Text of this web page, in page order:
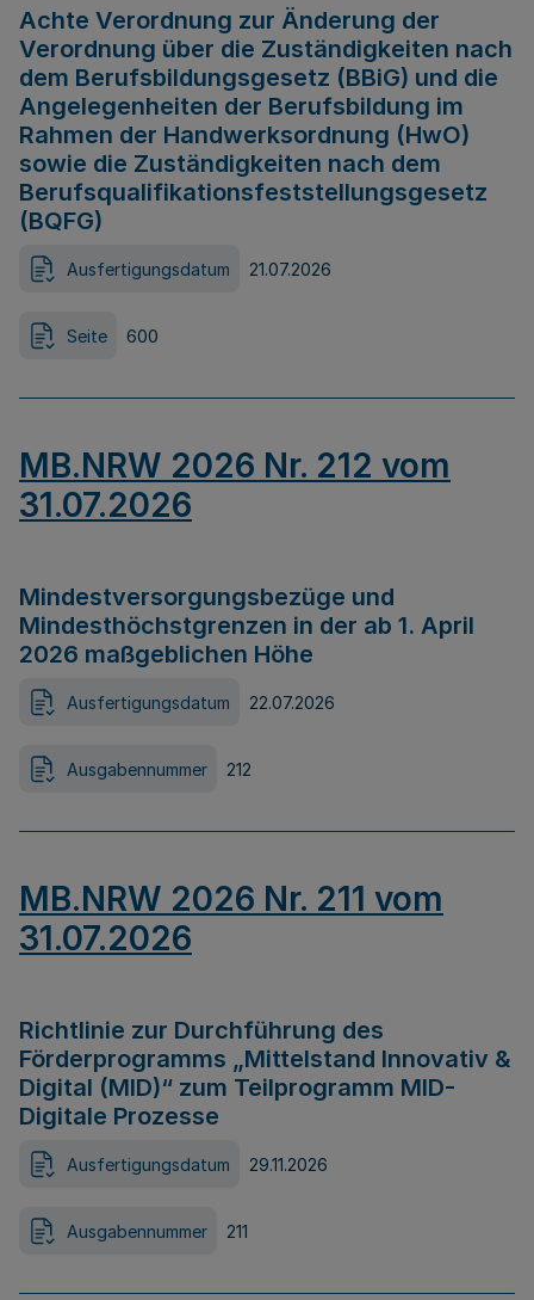
Achte Verordnung zur Änderung der
Verordnung über die Zuständigkeiten nach
dem Berufsbildungsgesetz (BBiG) und die
Angelegenheiten der Berufsbildung im
Rahmen der Handwerksordnung (HwO)
sowie die Zuständigkeiten nach dem
Berufsqualifikationsfeststellungsgesetz
(BQFG)
Ausfertigungsdatum 21.07.2026
Seite 600
MB.NRW 2026 Nr. 212 vom
31.07.2026
Mindestversorgungsbezüge und
Mindesthöchstgrenzen in der ab 1. April
2026 maßgeblichen Höhe
Ausfertigungsdatum 22.07.2026
Ausgabennummer 212
MB.NRW 2026 Nr. 211 vom
31.07.2026
Richtlinie zur Durchführung des
Förderprogramms „Mittelstand Innovativ &
Digital (MID)“ zum Teilprogramm MID-
Digitale Prozesse
Ausfertigungsdatum 29.11.2026
Ausgabennummer 211